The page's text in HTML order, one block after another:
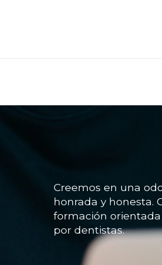
Creemos en una
honrada y honesta.
formación orientada
por dentistas.